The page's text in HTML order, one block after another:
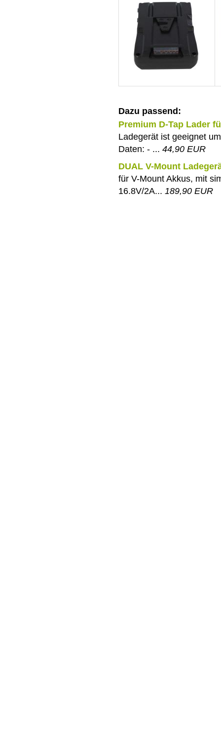
Dazu passend:
Premium D-Tap Lader
Ladegerät ist geeignet
Daten: - ... 44,90 EUR
DUAL V-Mount
für V-Mount Akkus, mit
16.8V/2A... 189,90 EUR